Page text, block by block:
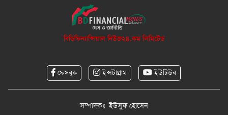
বিডিফিন্যান্সিয়াল নিউজ২৪.কম লিমিটেড
ফেসবুক ইন্সটাগ্রাম ইউটিউব
সম্পাদকঃ ইউসুফ হোসেন